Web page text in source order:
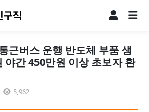
근버스 운행 반도체 부품 생
야간 450만원 이상 초보자 환
5,962